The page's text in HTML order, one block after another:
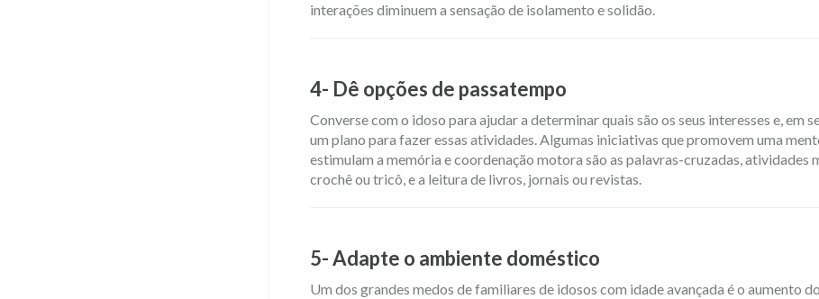
interações diminuem a sensação de isolamento e solidão.
4- Dê opções de passatempo
Converse com o idoso para ajudar a determinar quais são os seus interesses e, em
um plano para fazer essas atividades. Algumas iniciativas que promovem uma
estimulam a memória e coordenação motora são as palavras-cruzadas, atividades
crochê ou tricô, e a leitura de livros, jornais ou revistas.
5- Adapte o ambiente doméstico
Um dos grandes medos de familiares de idosos com idade avançada é o aumento